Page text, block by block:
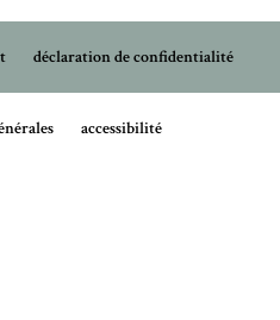
déclaration de confidentialité
accessibilité